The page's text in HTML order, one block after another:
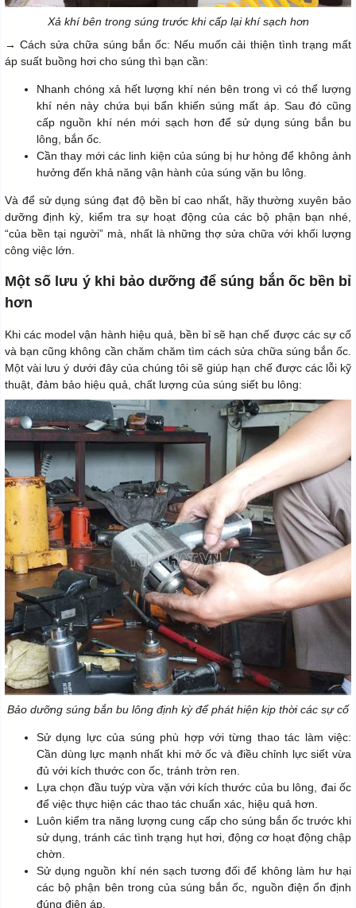
Xả khí bên trong súng trước khi cấp lại khí sạch hơn
→ Cách sửa chữa súng bắn ốc: Nếu muốn cải thiện tình trạng mất
áp suất buồng hơi cho súng thì bạn cần:
Nhanh chóng xả hết lượng khí nén bên trong vì có thể lượng
khí nén này chứa bụi bẩn khiến súng mất áp. Sau đó cũng
cấp nguồn khí nén mới sạch hơn để sử dụng súng bắn bu
lông, bắn ốc.
Cần thay mới các linh kiện của súng bị hư hỏng để không ảnh
hưởng đến khả năng vận hành của súng vặn bu lông.
Và để sử dụng súng đạt độ bền bỉ cao nhất, hãy thường xuyên bảo
dưỡng định kỳ, kiểm tra sự hoạt động của các bộ phận bạn nhé,
“của bền tại người” mà, nhất là những thợ sửa chữa với khối lượng
công việc lớn.
Một số lưu ý khi bảo dưỡng để súng bắn ốc bền bỉ
hơn
Khi các model vận hành hiệu quả, bền bỉ sẽ hạn chế được các sự cố
và bạn cũng không cần chăm chăm tìm cách sửa chữa súng bắn ốc.
Một vài lưu ý dưới đây của chúng tôi sẽ giúp hạn chế được các lỗi kỹ
thuật, đảm bảo hiệu quả, chất lượng của súng siết bu lông:
Bảo dưỡng súng bắn bu lông định kỳ để phát hiện kịp thời các sự cố
Sử dụng lực của súng phù hợp với từng thao tác làm việc:
Cần dùng lực mạnh nhất khi mở ốc và điều chỉnh lực siết vừa
đủ với kích thước con ốc, tránh trờn ren.
Lựa chọn đầu tuýp vừa vặn với kích thước của bu lông, đai ốc
để việc thực hiện các thao tác chuẩn xác, hiệu quả hơn.
Luôn kiểm tra năng lượng cung cấp cho súng bắn ốc trước khi
sử dụng, tránh các tình trạng hụt hơi, động cơ hoạt động chập
chờn.
Sử dụng nguồn khí nén sạch tương đối để không làm hư hại
các bộ phận bên trong của súng bắn ốc, nguồn điện ổn định
đúng điện áp.